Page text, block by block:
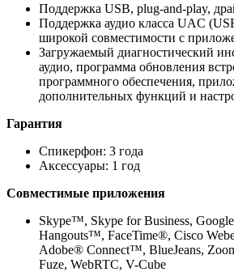
Поддержка USB, plug-and-play,
Поддержка аудио класса UAC
широкой совместимости с
Загружаемый диагностический
аудио, программа обновления
программного обеспечения,
дополнительных функций и
Гарантия
Спикерфон: 3 года
Аксессуары: 1 год
Совместимые приложения
Skype™, Skype for Business, Google
Hangouts™, FaceTime®, Cisco
Adobe® Connect™, BlueJeans,
Fuze, WebRTC, V-Cube